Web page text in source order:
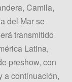
Camila,
del Mar se
transmitido
Latina,
preshow, con
a continuación,